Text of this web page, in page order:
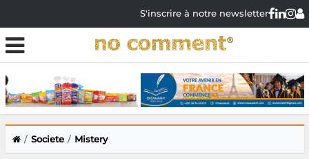
S'inscrire à notre newsletter
Societe Mistery